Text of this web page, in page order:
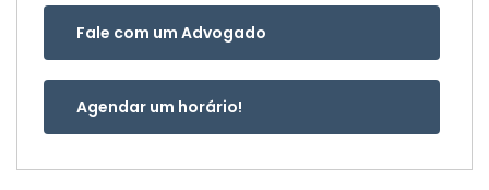
Fale com um Advogado
Agendar um horário!